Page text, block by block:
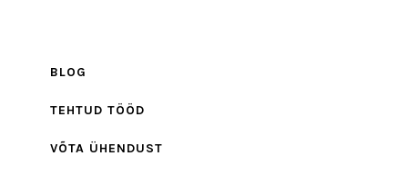
BLOG
TEHTUD TÖÖD
VÕTA ÜHENDUST